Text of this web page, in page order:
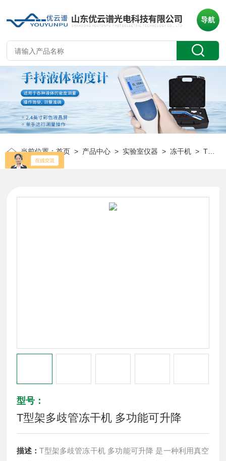
导航
当前位置：首页 > 产品中心 > 实验室仪器 >冻干机 > T型架多歧管冻干机 多功能可升降
型号：
T型架多歧管冻干机 多功能可升降
描述：T型架多歧管冻干机 多功能可升降 是一种利用真空